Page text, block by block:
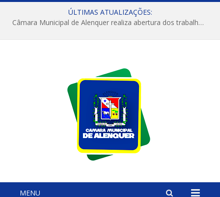
ÚLTIMAS ATUALIZAÇÕES:
Câmara Municipal de Alenquer realiza abertura dos trabalhos do 4º Período Legislativo
MENU